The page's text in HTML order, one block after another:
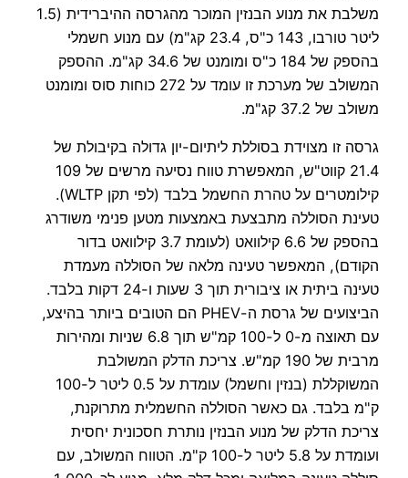
משלבת את מנוע הבנזין המוכר מהגרסה ההיברידית (1.5
ליטר טורבו, 143 כ"ס, 23.4 קג"מ) עם מנוע חשמלי
בהספק של 184 כ"ס ומומנט של 34.6 קג"מ. ההספק
המשולב של מערכת זו עומד על 272 כוחות סוס ומומנט
משולב של 37.2 קג"מ.
גרסה זו מצוידת בסוללת ליתיום-יון גדולה בקיבולת של
21.4 קווט"ש, המאפשרת טווח נסיעה מרשים של 109
קילומטרים על טהרת החשמל בלבד (לפי תקן WLTP).
טעינת הסוללה מתבצעת באמצעות מטען פנימי משודרג
בהספק של 6.6 קילוואט (לעומת 3.7 קילוואט בדור
הקודם), המאפשר טעינה מלאה של הסוללה מעמדת
טעינה ביתית או ציבורית תוך 3 שעות ו-24 דקות בלבד.
הביצועים של גרסת ה-PHEV הם הטובים ביותר בהיצע,
עם תאוצה מ-0 ל-100 קמ"ש תוך 6.8 שניות ומהירות
מרבית של 190 קמ"ש. צריכת הדלק המשולבת
המשוקללת (בנזין וחשמל) עומדת על 0.5 ליטר ל-100
ק"מ בלבד. גם כאשר הסוללה החשמלית מתרוקנת,
צריכת הדלק של מנוע הבנזין נותרת חסכונית יחסית
ועומדת על 5.8 ליטר ל-100 ק"מ. הטווח המשולב, עם